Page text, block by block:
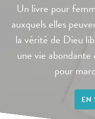
Un livre pour
auxquels elles
la vérité de Dieu
une vie
pour
EN